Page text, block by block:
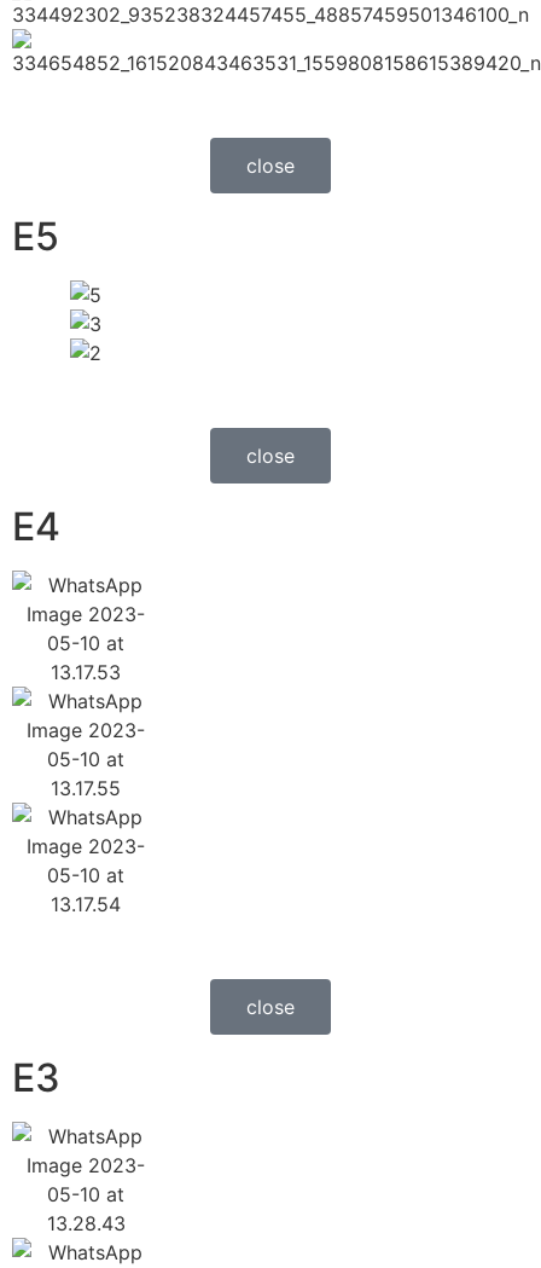
close
E5
close
E4
close
E3